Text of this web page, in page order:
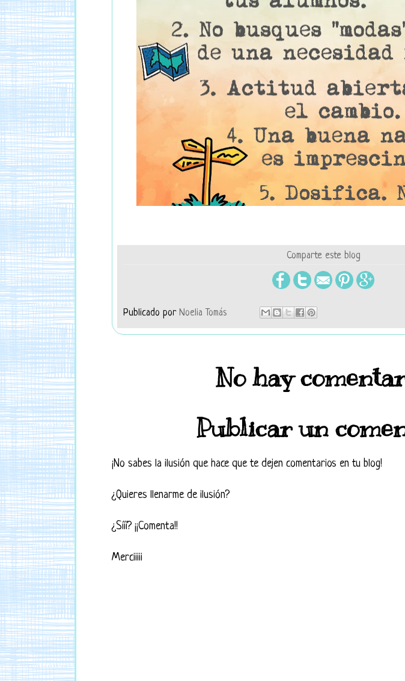
Comparte este blog
Publicado por Noelia Tomás
No hay
Publicar un
¡No sabes la ilusión que hace que te dejen comentarios en tu blog!
¿Quieres llenarme de ilusión?
¿Sííí? ¡¡Comenta!!
Merciiiii